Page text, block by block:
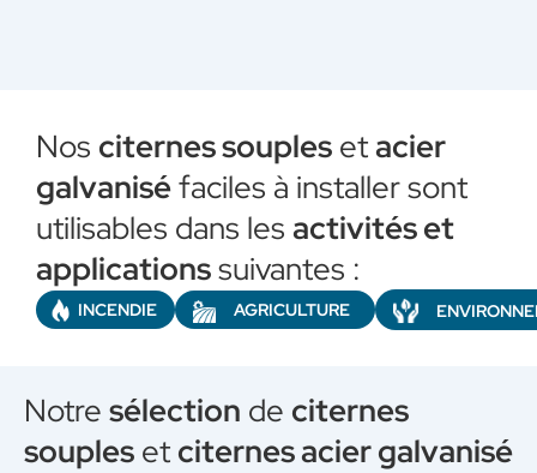
Nos citernes souples etacier
galvaniséfaciles à installer sont
utilisables dans les activités et
applicationssuivantes :
INCENDIE AGRICULTURE
Notre sélection de citernes
souples et citernes acier galvanisé